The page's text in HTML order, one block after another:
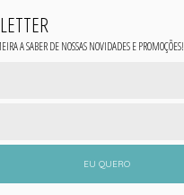
A SABER DE NOSSAS NOVIDADES E PROMOÇÕES!
EU QUERO